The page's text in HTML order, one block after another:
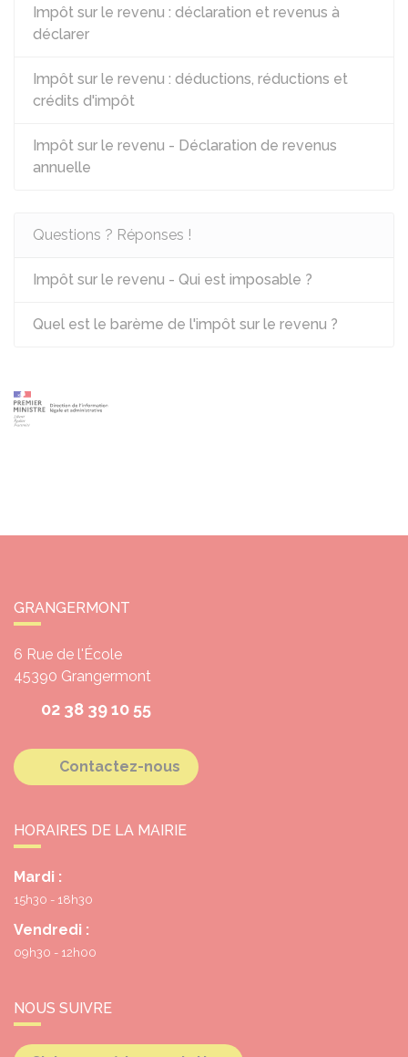
Impôt sur le revenu : déclaration et revenus à
déclarer
Impôt sur le revenu : déductions, réductions et
crédits d'impôt
Impôt sur le revenu - Déclaration de revenus
annuelle
Questions ? Réponses !
Impôt sur le revenu - Qui est imposable ?
Quel est le barème de l'impôt sur le revenu ?
GRANGERMONT
6 Rue de l'École
45390 Grangermont
02 38 39 10 55
Contactez-nous
HORAIRES DE LA MAIRIE
Mardi :
15h30 - 18h30
Vendredi :
09h30 - 12h00
NOUS SUIVRE